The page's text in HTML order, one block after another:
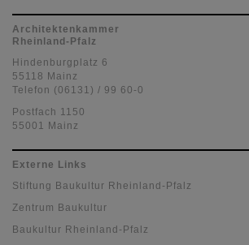
Architektenkammer
Rheinland-Pfalz
Hindenburgplatz 6
55118 Mainz
Telefon (06131) / 99 60-0
Postfach 1150
55001 Mainz
Externe Links
Stiftung Baukultur Rheinland-Pfalz
Zentrum Baukultur
Baukultur Rheinland-Pfalz